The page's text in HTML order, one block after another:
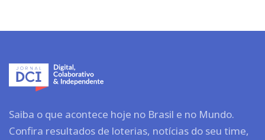
Saiba o que acontece hoje no Brasil e no Mundo.
Confira resultados de loterias, notícias do seu time,